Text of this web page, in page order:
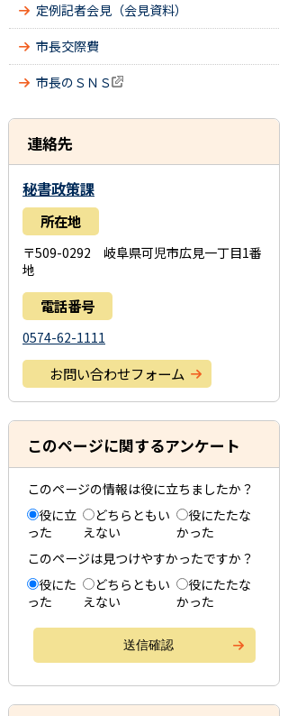
定例記者会見（会見資料）
市長交際費
市長のＳＮＳ
連絡先
秘書政策課
所在地
〒509-0292 岐阜県可児市広見一丁目1番
地
電話番号
0574-62-1111
お問い合わせフォーム
このページに関するアンケート
このページの情報は役に立ちましたか？
役に立
った
どちらともい
えない
役にたたな
かった
このページは見つけやすかったですか？
役にた
った
どちらともい
えない
役にたたな
かった